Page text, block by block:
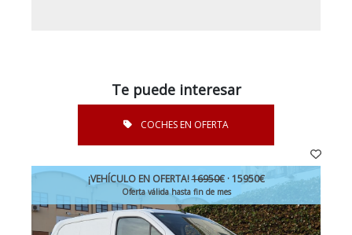
Te puede interesar
COCHES EN OFERTA
¡VEHÍCULO EN OFERTA!16950€· 15950€
Oferta válida hasta fin de mes